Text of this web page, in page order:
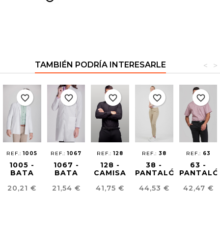
TAMBIÉN PODRÍA INTERESARLE >
<
REF.:1005
1005 -
BATA
HOMBRE
Precio
20,21 €
favorite_border
REF.:1067
1067 -
BATA
MUJER
Precio
21,54 €
favorite_border
REF.:128
128 -
CAMISA
HOMBRE
Precio
41,75 €
favorite_border
REF.: 38
38 -
PANTALÓN
UNISEX
Precio
44,53 €
favorite_border
REF.: 63
63 -
HOMBRE
Precio
42,47 €
favorite_border